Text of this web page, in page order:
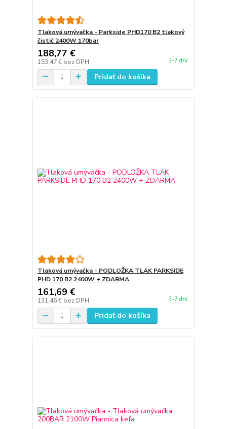
Tlaková umývačka - Parkside PHD170 B2 tlakový
čistič 2400W 170bar
188,77 €
153,47 € bez DPH 3-7 dní
Pridať do košíka
Tlaková umývačka - PODLOŽKA TLAK PARKSIDE
PHD 170 B2 2400W + ZDARMA
161,69 €
131,46 € bez DPH 3-7 dní
Pridať do košíka